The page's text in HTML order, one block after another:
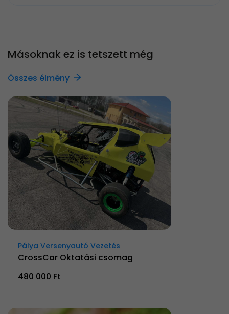
Másoknak ez is tetszett még
Összes élmény
Pálya Versenyautó Vezetés
CrossCar Oktatási csomag
480 000 Ft